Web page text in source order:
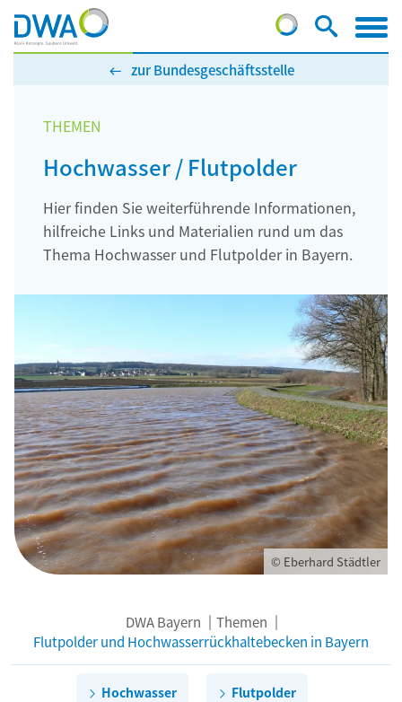
zur Bundesgeschäftsstelle
THEMEN
Hochwasser / Flutpolder
Hier finden Sie weiterführende Informationen,
hilfreiche Links und Materialien rund um das
Thema Hochwasser und Flutpolder in Bayern.
© Eberhard Städtler
DWA Bayern
Themen
Flutpolder und Hochwasserrückhaltebecken in Bayern
Hochwasser Flutpolder